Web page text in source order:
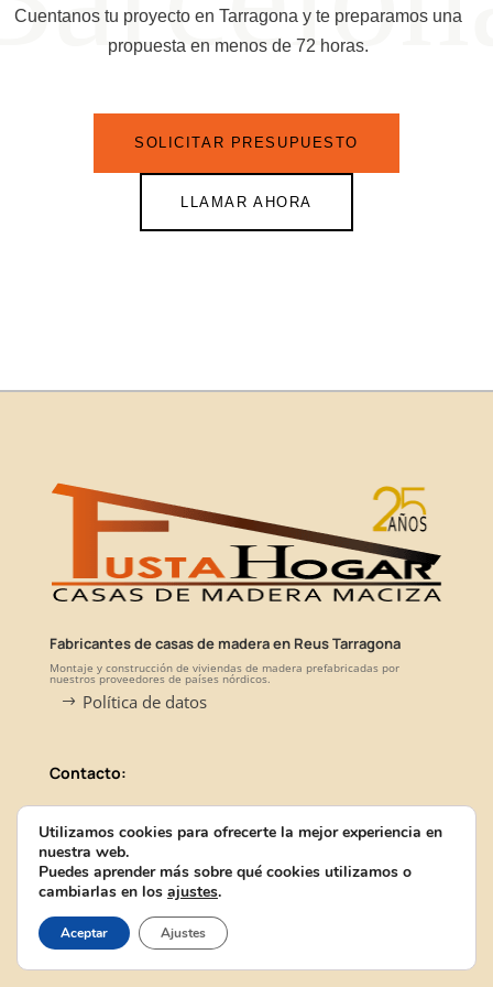
Cuentanos tu proyecto en Tarragona y te preparamos una
propuesta en menos de 72 horas.
SOLICITAR PRESUPUESTO
LLAMAR AHORA
Fabricantes de casas de madera en Reus Tarragona
Montaje y construcción de viviendas de madera prefabricadas por
nuestros proveedores de países nórdicos.
Política de datos
Contacto:
C/Camí de L' Aigua Nova,14 bajos, 43204,
Reus, Tarragona
Teléfonos
Utilizamos cookies para ofrecerte la mejor experiencia en
nuestra web.
Puedes aprender más sobre qué cookies utilizamos o
cambiarlas en los ajustes.
Aceptar Ajustes